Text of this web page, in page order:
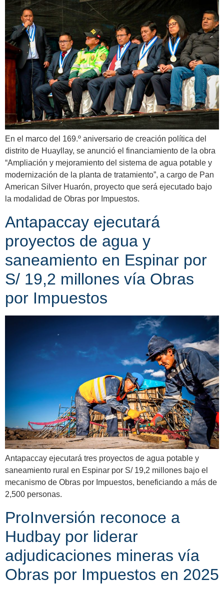
En el marco del 169.º aniversario de creación política del
distrito de Huayllay, se anunció el financiamiento de la obra
“Ampliación y mejoramiento del sistema de agua potable y
modernización de la planta de tratamiento”, a cargo de Pan
American Silver Huarón, proyecto que será ejecutado bajo
la modalidad de Obras por Impuestos.
Antapaccay ejecutará
proyectos de agua y
saneamiento en Espinar por
S/ 19,2 millones vía Obras
por Impuestos
Antapaccay ejecutará tres proyectos de agua potable y
saneamiento rural en Espinar por S/ 19,2 millones bajo el
mecanismo de Obras por Impuestos, beneficiando a más de
2,500 personas.
ProInversión reconoce a
Hudbay por liderar
adjudicaciones mineras vía
Obras por Impuestos en 2025